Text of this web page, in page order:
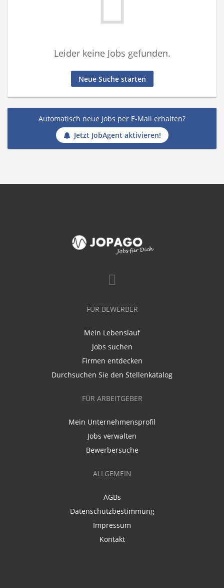
Leider keine Jobs gefunden.
Neue Suche starten
Automatisch neue Jobs per E-Mail erhalten?
Jetzt JobAgent aktivieren!
FÜR BEWERBER
Mein Lebenslauf
Jobs suchen
Firmen entdecken
Durchsuchen Sie den Stellenkatalog
FÜR ARBEITGEBER
Mein Unternehmensprofil
Jobs verwalten
Bewerbersuche
ALLGEMEIN
AGBs
Datenschutzbestimmung
Impressum
Kontakt